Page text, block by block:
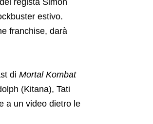
regista Simon
estivo.
franchise, darà
di Mortal Kombat
(Kitana), Tati
a un video dietro le